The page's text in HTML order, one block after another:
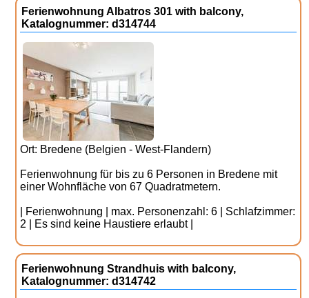
Ferienwohnung Albatros 301 with balcony,
Katalognummer: d314744
Ort: Bredene (Belgien - West-Flandern)
Ferienwohnung für bis zu 6 Personen in Bredene mit
einer Wohnfläche von 67 Quadratmetern.
| Ferienwohnung | max. Personenzahl: 6 | Schlafzimmer:
2 | Es sind keine Haustiere erlaubt |
Ferienwohnung Strandhuis with balcony,
Katalognummer: d314742